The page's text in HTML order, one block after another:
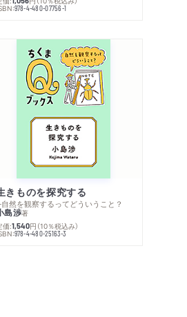
978-4-480-07756-1
きものを探究する
然を観察するってどういうこと？
島渉著
価:1,540円 （10％税込み）
978-4-480-25163-3